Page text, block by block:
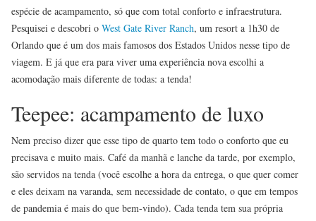
espécie de acampamento, só que com total conforto e infraestrutura.
Pesquisei e descobri o West Gate River Ranch, um resort a 1h30 de
Orlando que é um dos mais famosos dos Estados Unidos nesse tipo de
viagem. E já que era para viver uma experiência nova escolhi a
acomodação mais diferente de todas: a tenda!
Teepee: acampamento de luxo
Nem preciso dizer que esse tipo de quarto tem todo o conforto que eu
precisava e muito mais. Café da manhã e lanche da tarde, por exemplo,
são servidos na tenda (você escolhe a hora da entrega, o que quer comer
e eles deixam na varanda, sem necessidade de contato, o que em tempos
de pandemia é mais do que bem-vindo). Cada tenda tem sua própria